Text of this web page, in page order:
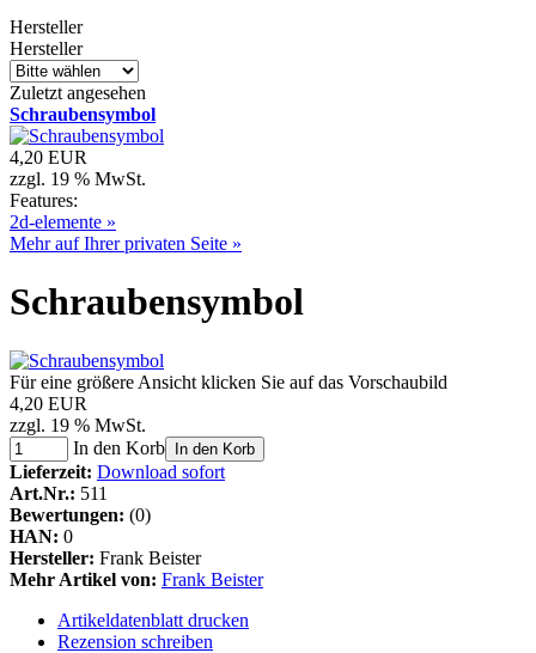
Hersteller
Hersteller
Zuletzt angesehen
Schraubensymbol
4,20 EUR
zzgl. 19 % MwSt.
Features:
2d-elemente »
Mehr auf Ihrer privaten Seite »
Schraubensymbol
Für eine größere Ansicht klicken Sie auf das Vorschaubild
4,20 EUR
zzgl. 19 % MwSt.
In den Korb In den Korb
Lieferzeit: Download sofort
Art.Nr.: 511
Bewertungen: (0)
HAN: 0
Hersteller: Frank Beister
Mehr Artikel von: Frank Beister
Artikeldatenblatt drucken
Rezension schreiben